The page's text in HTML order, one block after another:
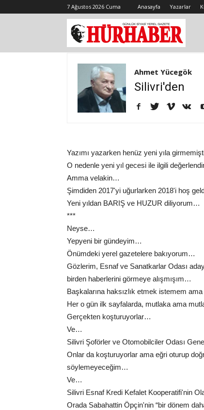
7 Ağustos 2026 Cuma Anasayfa Yazarlar
Ahmet Yücegök
Silivri'den
Yazımı yazarken henüz yeni yıla
O nedenle yeni yıl gecesi ile ilgili
Amma velakin…
Şimdiden 2017'yi uğurlarken 2018'i hoş
Yeni yıldan BARIŞ ve HUZUR diliyorum…
***
Neyse…
Yepyeni bir gündeyim…
Önümdeki yerel gazetelere bakıyorum…
Gözlerim, Esnaf ve Sanatkarlar Odası
birden haberlerini görmeye alışmışım…
Başkalarına haksızlık etmek istemem
Her o gün ilk sayfalarda, mutlaka ama
Gerçekten koşturuyorlar…
Ve…
Silivri Şoförler ve Otomobilciler Odası
Onlar da koşturuyorlar ama eğri oturup
söylemeyeceğim…
Ve…
Silivri Esnaf Kredi Kefalet Kooperatifi'nin
Orada Sabahattin Öpçin'nin “bir dönem